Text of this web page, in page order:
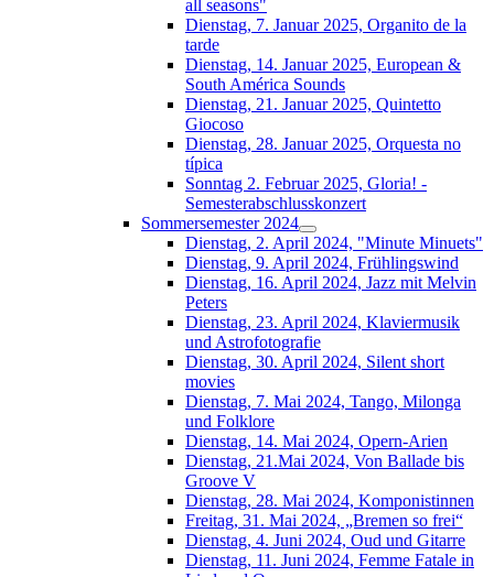
all seasons"
Dienstag, 7. Januar 2025, Organito de la
tarde
Dienstag, 14. Januar 2025, European &
South América Sounds
Dienstag, 21. Januar 2025, Quintetto
Giocoso
Dienstag, 28. Januar 2025, Orquesta no
típica
Sonntag 2. Februar 2025, Gloria! -
Semesterabschlusskonzert
Sommersemester 2024
Dienstag, 2. April 2024, "Minute Minuets"
Dienstag, 9. April 2024, Frühlingswind
Dienstag, 16. April 2024, Jazz mit Melvin
Peters
Dienstag, 23. April 2024, Klaviermusik
und Astrofotografie
Dienstag, 30. April 2024, Silent short
movies
Dienstag, 7. Mai 2024, Tango, Milonga
und Folklore
Dienstag, 14. Mai 2024, Opern-Arien
Dienstag, 21.Mai 2024, Von Ballade bis
Groove V
Dienstag, 28. Mai 2024, Komponistinnen
Freitag, 31. Mai 2024, „Bremen so frei“
Dienstag, 4. Juni 2024, Oud und Gitarre
Dienstag, 11. Juni 2024, Femme Fatale in